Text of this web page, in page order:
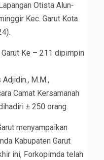
Otista Alun-
Kec. Garut Kota
Ke – 211 dipimpin
Adjidin., M.M.,
Camat Kersamanah
± 250 orang.
menyampaikan
Kabupaten Garut
ini, Forkopimda telah